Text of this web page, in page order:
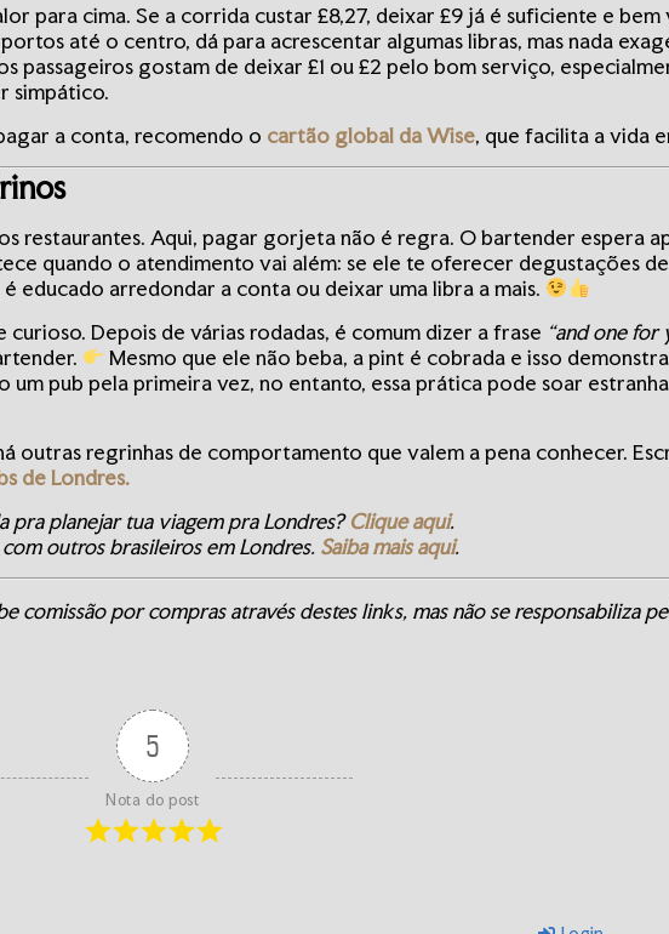
para cima. Se a corrida custar £8,27, deixar £9 já é suficiente e
até o centro, dá para acrescentar algumas libras, mas nada
passageiros gostam de deixar £1 ou £2 pelo bom serviço,
simpático.
a conta, recomendo o cartão global da Wise, que facilita a vida
restaurantes. Aqui, pagar gorjeta não é regra. O bartender espera
quando o atendimento vai além: se ele te oferecer degustações
educado arredondar a conta ou deixar uma libra a mais.
Depois de várias rodadas, é comum dizer a frase “and one for
Mesmo que ele não beba, a pint é cobrada e isso
pub pela primeira vez, no entanto, essa prática pode soar
outras regrinhas de comportamento que valem a pena conhecer.
de Londres.
pra planejar tua viagem pra Londres?Clique aqui.
com outros brasileiros em Londres. Saiba mais aqui.
comissão por compras através destes links, mas não se responsabiliza
5
Nota do post